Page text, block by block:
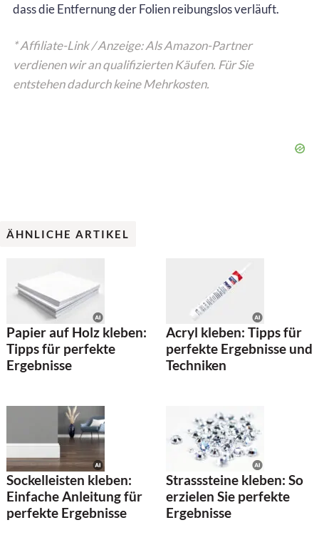
dass die Entfernung der Folien reibungslos verläuft.
* Affiliate-Link / Anzeige: Als Amazon-Partner
verdienen wir an qualifizierten Käufen. Für Sie
entstehen dadurch keine Mehrkosten.
ÄHNLICHE ARTIKEL
Papier auf Holz kleben:
Tipps für perfekte
Ergebnisse
Acryl kleben: Tipps für
perfekte Ergebnisse und
Techniken
Sockelleisten kleben:
Einfache Anleitung für
perfekte Ergebnisse
Strasssteine kleben: So
erzielen Sie perfekte
Ergebnisse